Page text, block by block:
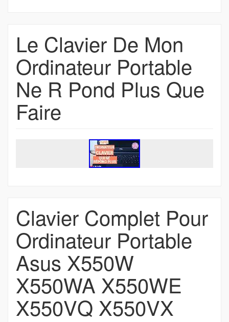
Le Clavier De Mon
Ordinateur Portable
Ne R Pond Plus Que
Faire
Clavier Complet Pour
Ordinateur Portable
Asus X550W
X550WA X550WE
X550VQ X550VX